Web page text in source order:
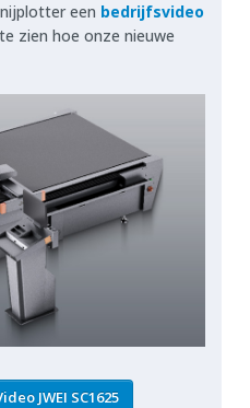
een bedrijfsvideo
zien hoe onze nieuwe
JWEI SC1625